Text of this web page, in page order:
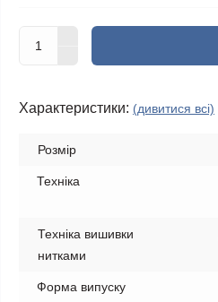
Характеристики: (дивитися всі)
Розмір
Техніка
Техніка вишивки
нитками
Форма випуску